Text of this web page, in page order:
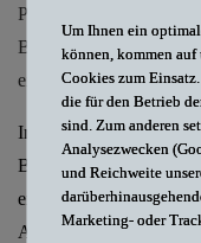
Pharmarecht
Bereichen
einer der Best
Im Bereich
Best Lawyer in
erhielt die
Arbeit im Bereich
Um Ihnen ein
können, kommen auf
Cookies zum
die für den Betrieb
sind. Zum anderen
Analysezwecken
und Reichweite
Marketing- oder